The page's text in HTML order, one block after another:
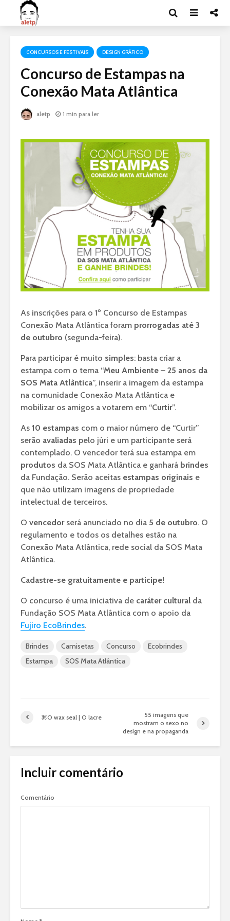
CONCURSOS E FESTIVAIS DESIGN GRÁFICO
Concurso de Estampas na
Conexão Mata Atlântica
aletp 1 min para ler
As inscrições para o 1º Concurso de Estampas
Conexão Mata Atlântica foram prorrogadas até 3
de outubro (segunda-feira).
Para participar é muito simples: basta criar a
estampa com o tema “Meu Ambiente – 25 anos da
SOS Mata Atlântica”, inserir a imagem da estampa
na comunidade Conexão Mata Atlântica e
mobilizar os amigos a votarem em “Curtir”.
As 10 estampas com o maior número de “Curtir”
serão avaliadas pelo júri e um participante será
contemplado. O vencedor terá sua estampa em
produtos da SOS Mata Atlântica e ganhará brindes
da Fundação. Serão aceitas estampas originais e
que não utilizam imagens de propriedade
intelectual de terceiros.
O vencedorserá anunciado no dia 5 de outubro. O
regulamento e todos os detalhes estão na
Conexão Mata Atlântica, rede social da SOS Mata
Atlântica.
Cadastre-se gratuitamente e participe!
O concurso é uma iniciativa de caráter cultural da
Fundação SOS Mata Atlântica com o apoio da
Fujiro EcoBrindes.
Brindes Camisetas Concurso
Ecobrindes
Estampa
SOS Mata Atlântica
⌘O wax seal | O lacre
55 imagens que
mostram o sexo no
design e na propaganda
Incluir comentário
Comentário